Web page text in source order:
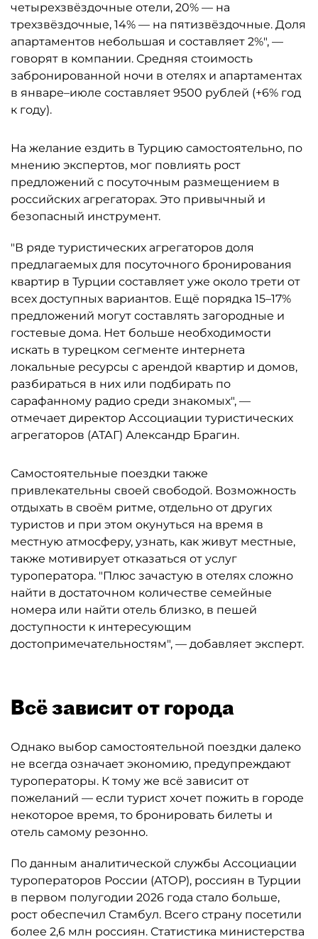
четырехзвёздочные отели, 20% — на
трехзвёздочные, 14% — на пятизвёздочные. Доля
апартаментов небольшая и составляет 2%", —
говорят в компании. Средняя стоимость
забронированной ночи в отелях и апартаментах
в январе–июле составляет 9500 рублей (+6% год
к году).
На желание ездить в Турцию самостоятельно, по
мнению экспертов, мог повлиять рост
предложений с посуточным размещением в
российских агрегаторах. Это привычный и
безопасный инструмент.
"В ряде туристических агрегаторов доля
предлагаемых для посуточного бронирования
квартир в Турции составляет уже около трети от
всех доступных вариантов. Ещё порядка 15–17%
предложений могут составлять загородные и
гостевые дома. Нет больше необходимости
искать в турецком сегменте интернета
локальные ресурсы с арендой квартир и домов,
разбираться в них или подбирать по
сарафанному радио среди знакомых", —
отмечает директор Ассоциации туристических
агрегаторов (АТАГ) Александр Брагин.
Самостоятельные поездки также
привлекательны своей свободой. Возможность
отдыхать в своём ритме, отдельно от других
туристов и при этом окунуться на время в
местную атмосферу, узнать, как живут местные,
также мотивирует отказаться от услуг
туроператора. "Плюс зачастую в отелях сложно
найти в достаточном количестве семейные
номера или найти отель близко, в пешей
доступности к интересующим
достопримечательностям", — добавляет эксперт.
Всё зависит от города
Однако выбор самостоятельной поездки далеко
не всегда означает экономию, предупреждают
туроператоры. К тому же всё зависит от
пожеланий — если турист хочет пожить в городе
некоторое время, то бронировать билеты и
отель самому резонно.
По данным аналитической службы Ассоциации
туроператоров России (АТОР), россиян в Турции
в первом полугодии 2026 года стало больше,
рост обеспечил Стамбул. Всего страну посетили
более 2,6 млн россиян. Статистика министерства